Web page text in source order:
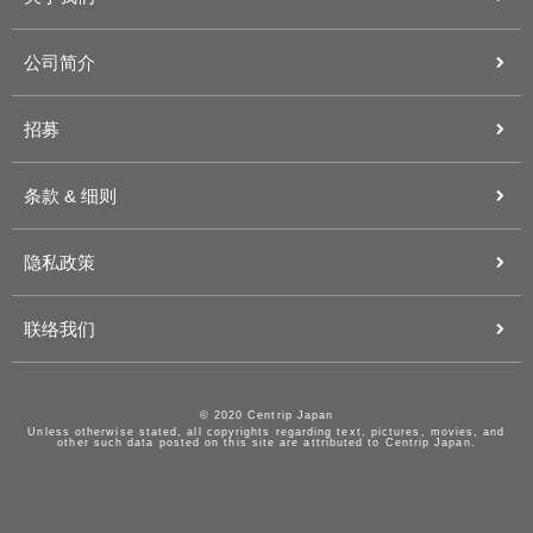
公司简介
招募
条款 & 细则
隐私政策
联络我们
© 2020 Centrip Japan
Unless otherwise stated, all copyrights regarding text, pictures, movies, and
other such data posted on this site are attributed to Centrip Japan.